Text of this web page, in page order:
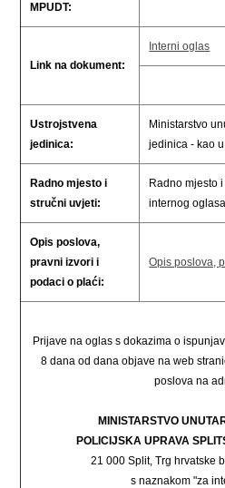
MPUDT:
Link na dokument:
Interni oglas
Ustrojstvena
jedinica:
Ministarstvo
jedinica - kao
Radno mjesto i
stručni uvjeti:
Radno mjesto
internog oglasa
Opis poslova,
pravni izvori i
podaci o plaći:
Opis poslova,
Prijave na oglas s dokazima o
8 dana od dana objave na web
poslova na
MINISTARSTVO
POLICIJSKA UPRAVA
21 000 Split, Trg hrvatske
s naznakom "za